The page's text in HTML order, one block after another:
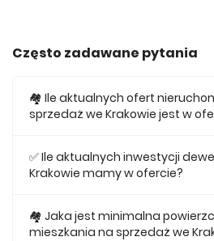
Często zadawane pytania
🏘️ Ile aktualnych ofert
sprzedaż we Krakowie jest w
we Krakowie.
✅ Ile aktualnych inwestycji
Krakowie mamy w ofercie?
deweloperskich we Krakowie.
🏘 Jaka jest minimalna
mieszkania na sprzedaż we